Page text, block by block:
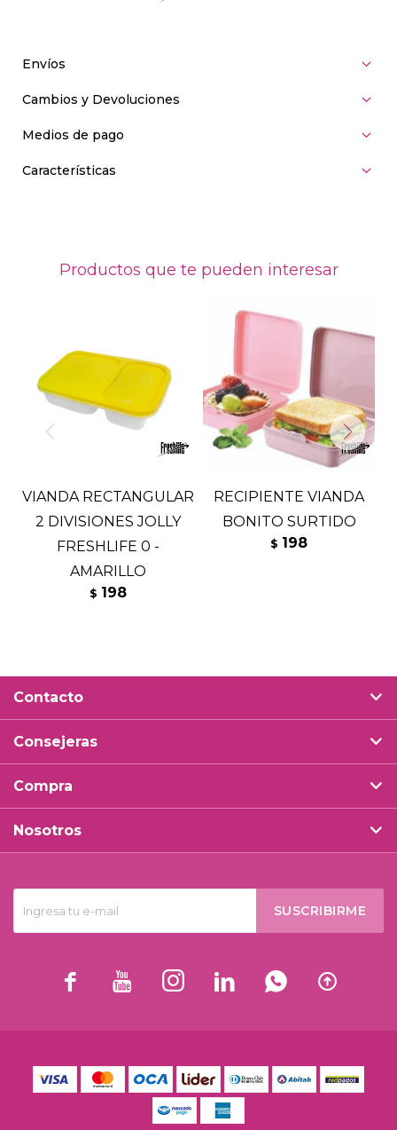
Envíos
Cambios y Devoluciones
Medios de pago
Características
Productos que te pueden interesar
VIANDA RECTANGULAR
2 DIVISIONES JOLLY
FRESHLIFE 0 -
AMARILLO
$ 198
RECIPIENTE VIANDA
BONITO SURTIDO
$ 198
SUSCRIBIRME
     
Contacto
Consejeras
Compra
Nosotros